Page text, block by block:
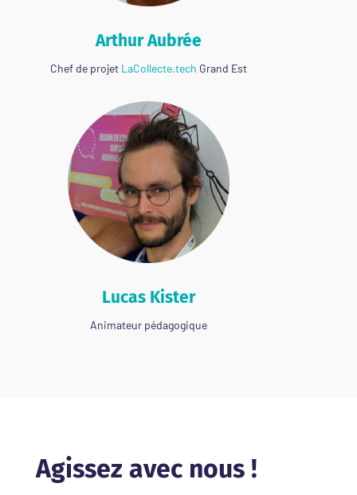
Arthur Aubrée
Chef de projet LaCollecte.tech Grand Est
Lucas Kister
Animateur pédagogique
Agissez avec nous !